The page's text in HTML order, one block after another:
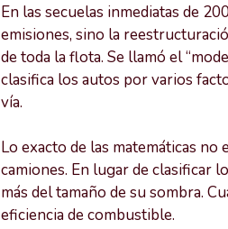
En las secuelas inmediatas de
emisiones, sino la
de toda la flota. Se llamó el
clasifica los autos por varios
vía.
Lo exacto de las matemáticas
camiones. En lugar de clasificar
más del tamaño de su sombra.
eficiencia de combustible.